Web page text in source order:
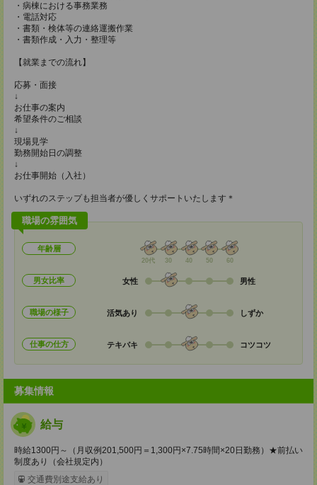
・病棟における事務業務
・電話対応
・書類・検体等の連絡運搬作業
・書類作成・入力・整理等
【就業までの流れ】
応募・面接
↓
お仕事の案内
希望条件のご相談
↓
現場見学
勤務開始日の調整
↓
お仕事開始（入社）
いずれのステップも担当者が優しくサポートいたします＊
職場の雰囲気
年齢層
20代 30 40 50 60
男女比率 女性 男性
職場の様子 活気あり しずか
仕事の仕方 テキパキ コツコツ
募集情報
給与
時給1300円～（月収例201,500円＝1,300円×7.75時間×20日勤務）★前払い
制度あり（会社規定内）
交通費別途支給あり